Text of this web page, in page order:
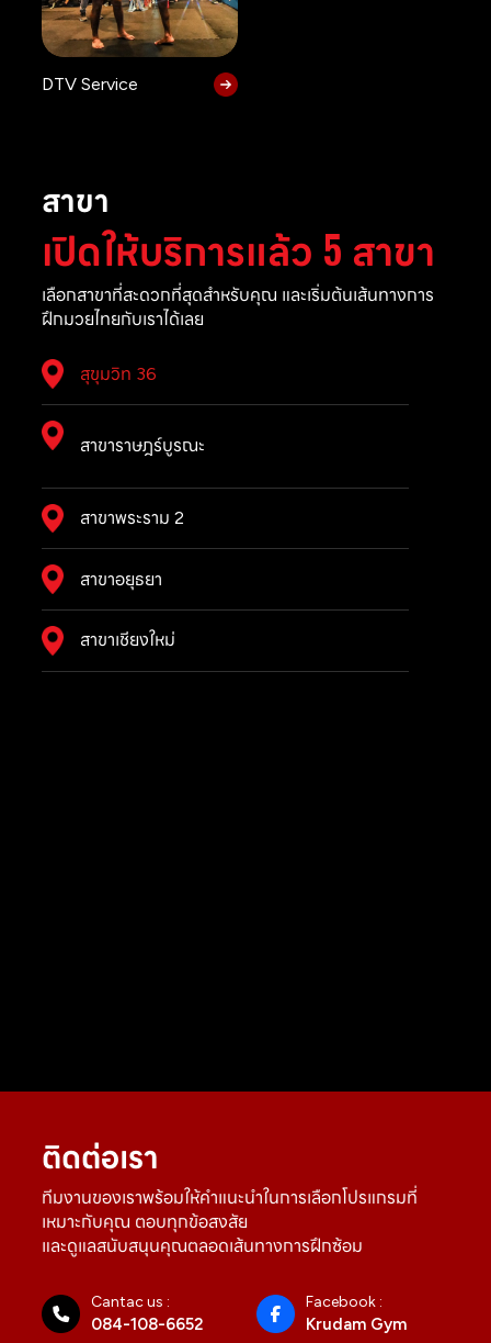
DTV Service
สาขา
เปิดให้บริการแล้ว 5 สาขา
เลือกสาขาที่สะดวกที่สุดสำหรับคุณ และเริ่มต้นเส้นทางการ
ฝึกมวยไทยกับเราได้เลย
สุขุมวิท 36
สาขาราษฎร์บูรณะ
สาขาพระราม 2
สาขาอยุธยา
สาขาเชียงใหม่
ติดต่อเรา
ทีมงานของเราพร้อมให้คำแนะนำในการเลือกโปรแกรมที่
เหมาะกับคุณ ตอบทุกข้อสงสัย
และดูแลสนับสนุนคุณตลอดเส้นทางการฝึกซ้อม
Cantac us :
084-108-6652
Facebook :
Krudam Gym